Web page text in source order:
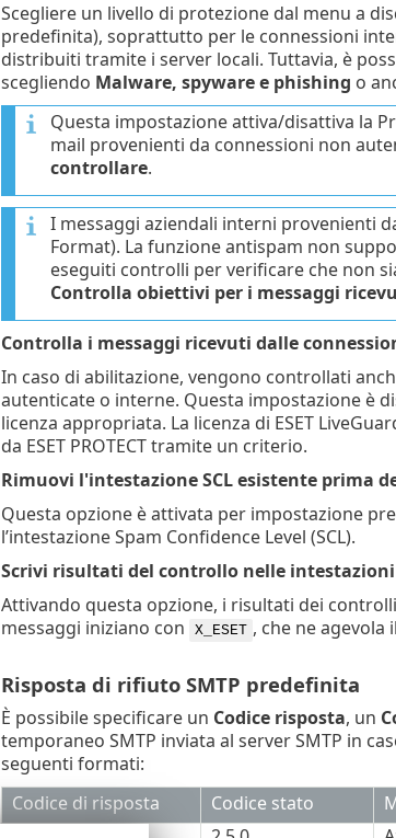
Scegliere un livello di protezione dal menu a
predefinita), soprattutto per le connessioni
distribuiti tramite i server locali. Tuttavia, è
scegliendo Malware, spyware e phishing o
Questa impostazione attiva/disattiva la
mail provenienti da connessioni non
controllare.
I messaggi aziendali interni provenienti
Format). La funzione antispam non
eseguiti controlli per verificare che non
Controlla obiettivi per i messaggi
Controlla i messaggi ricevuti dalle
In caso di abilitazione, vengono controllati
autenticate o interne. Questa impostazione è
licenza appropriata. La licenza di ESET
da ESET PROTECT tramite un criterio.
Rimuovi l'intestazione SCL esistente prima
Questa opzione è attivata per impostazione
l’intestazione Spam Confidence Level (SCL).
Scrivi risultati del controllo nelle intestazioni
Attivando questa opzione, i risultati dei
messaggi iniziano con
X_ESET , che ne
Risposta di rifiuto SMTP predefinita
È possibile specificare un Codice risposta, un
temporaneo SMTP inviata al server SMTP in
seguenti formati:
Codice di risposta
Codice stato